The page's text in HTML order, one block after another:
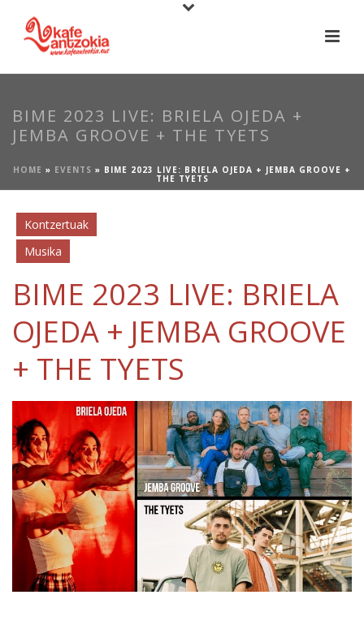
BIME 2023 LIVE: BRIELA OJEDA +
JEMBA GROOVE + THE TYETS
HOME » EVENTS » BIME 2023 LIVE: BRIELA OJEDA + JEMBA GROOVE +
THE TYETS
Kontzertuak
Musika
BIME 2023 LIVE: BRIELA
OJEDA + JEMBA GROOVE
+ THE TYETS